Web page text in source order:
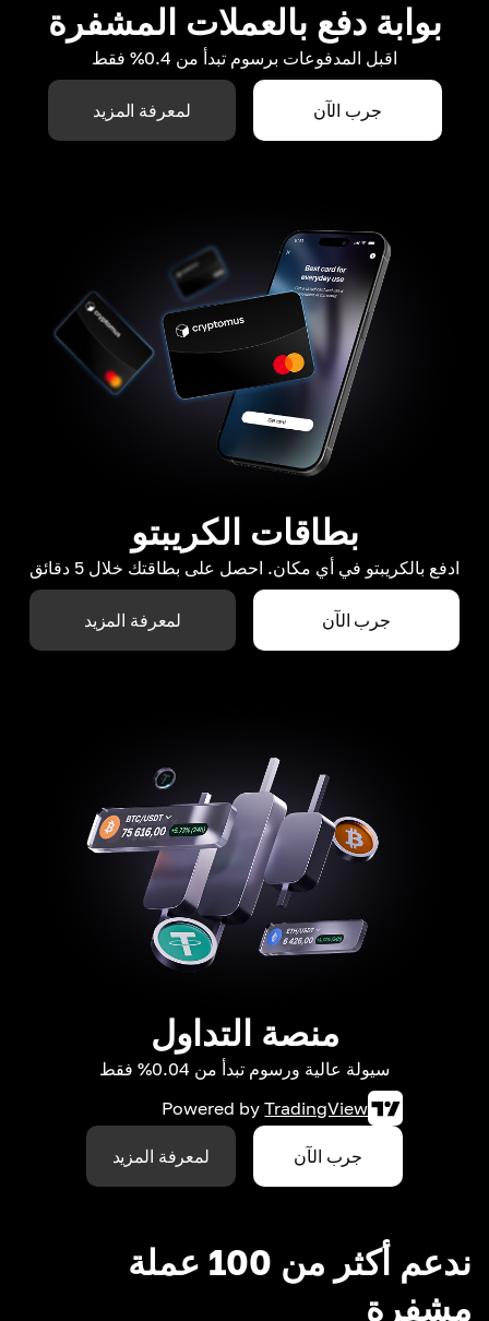
بوابة دفع بالعملات المشفرة
اقبل المدفوعات برسوم تبدأ من 0.4% فقط
جرب الآن لمعرفة المزيد
بطاقات الكريبتو
ادفع بالكريبتو في أي مكان. احصل على بطاقتك خلال 5 دقائق
جرب الآن لمعرفة المزيد
منصة التداول
سيولة عالية ورسوم تبدأ من 0.04% فقط
Powered by TradingView
جرب الآن لمعرفة المزيد
ندعم أكثر من 100 عملة
مشفرة